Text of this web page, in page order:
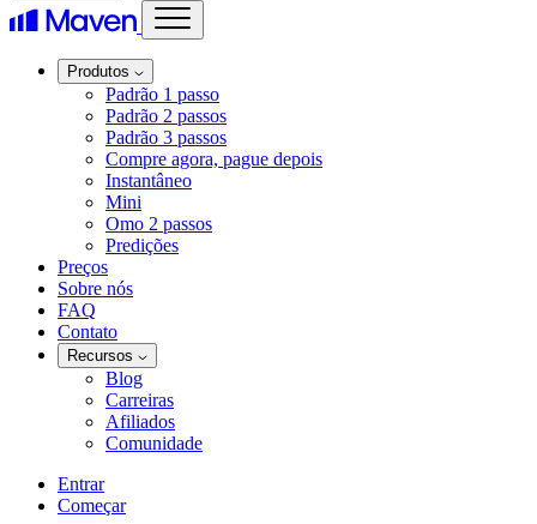
Produtos
Padrão 1 passo
Padrão 2 passos
Padrão 3 passos
Compre agora, pague depois
Instantâneo
Mini
Omo 2 passos
Predições
Preços
Sobre nós
FAQ
Contato
Recursos
Blog
Carreiras
Afiliados
Comunidade
Entrar
Começar